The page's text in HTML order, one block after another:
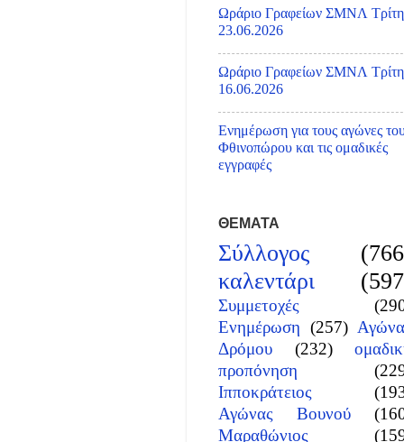
Ωράριο Γραφείων ΣΜΝΛ Τρίτη
23.06.2026
Ωράριο Γραφείων ΣΜΝΛ Τρίτη
16.06.2026
Ενημέρωση για τους αγώνες
Φθινοπώρου και τις ομαδικές
εγγραφές
ΘΕΜΑΤΑ
Σύλλογος
καλεντάρι
Συμμετοχές
Ενημέρωση (257)
Δρόμου
(232)
προπόνηση
Ιπποκράτειος
Αγώνας Βουνού
Μαραθώνιος